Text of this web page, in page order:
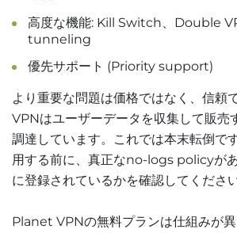
高度な機能: Kill Switch、Double
tunneling
優先サポート (Priority support)
より重要な問題は価格ではなく、信頼
VPNはユーザーデータを収集して販売
調達しています。これでは本末転倒で
用する前に、真正なno-logs policyが
に登録されているかを確認してください
Planet VPNの無料プランは仕組みが